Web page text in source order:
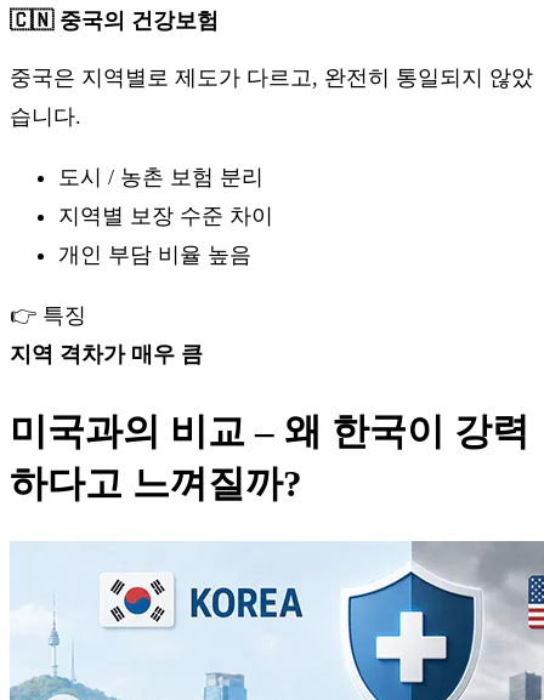
🇨🇳 중국의 건강보험
중국은 지역별로 제도가 다르고, 완전히 통일되지 않았
습니다.
도시 / 농촌 보험 분리
지역별 보장 수준 차이
개인 부담 비율 높음
👉 특징
지역 격차가 매우 큼
미국과의 비교 – 왜 한국이 강력
하다고 느껴질까?